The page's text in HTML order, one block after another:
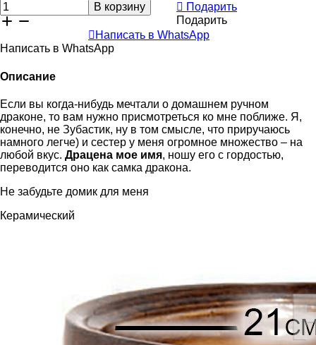
Подарить
Подарить
Написать в WhatsApp
Написать в WhatsApp
Описание
Если вы когда-нибудь мечтали о домашнем ручном
драконе, то вам нужно присмотреться ко мне поближе. Я,
конечно, не Зубастик, ну в том смысле, что приручаюсь
намного легче) и сестер у меня огромное множество – на
любой вкус. Драцена мое имя, ношу его с гордостью,
переводится оно как самка дракона.
Не забудьте домик для меня
Керамический